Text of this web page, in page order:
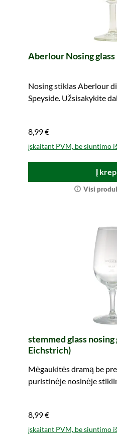
Aberlour Nosing glass
Nosing stiklas Aberlour
Speyside. Užsisakykite
8,99 €
įskaitant PVM, be siuntimo
Į
Visi
stemmed glass
Eichstrich)
Mėgaukitės dramą be
puristinėje nosinėje
8,99 €
įskaitant PVM, be siuntimo